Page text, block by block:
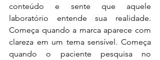
conteúdo e sente que aquele
laboratório entende sua realidade.
Começa quando a marca aparece com
clareza em um tema sensível. Começa
quando o paciente pesquisa no